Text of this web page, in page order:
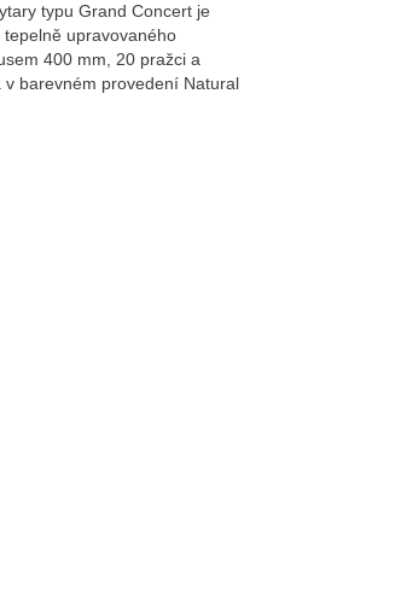
typu Grand Concert je
upravovaného
400 mm, 20 pražci a
barevném provedení Natural